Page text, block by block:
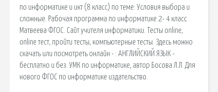
по информатике и икт (8 класс) по теме: Условия выбора и
сложные. Рабочая программа по информатике 2- 4 класс
Матвеева ФГОС. Сайт учителя информатики. Тесты online,
online тест, пройти тесты, компьютерные тесты. Здесь можно
скачать или посмотреть онлайн - : АНГЛИЙСКИЙ ЯЗЫК -
бесплатно и без. УМК по информатике, автор Босова Л.Л. Для
нового ФГОС по информатике издательство.